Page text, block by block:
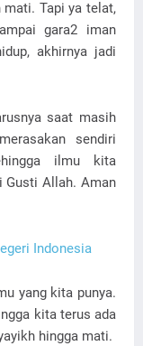
mati. Tapi ya telat,
gara2 iman
akhirnya jadi
saat masih
sendiri
ilmu kita
Gusti Allah. Aman
Indonesia
yang kita punya.
kita terus ada
hingga mati.